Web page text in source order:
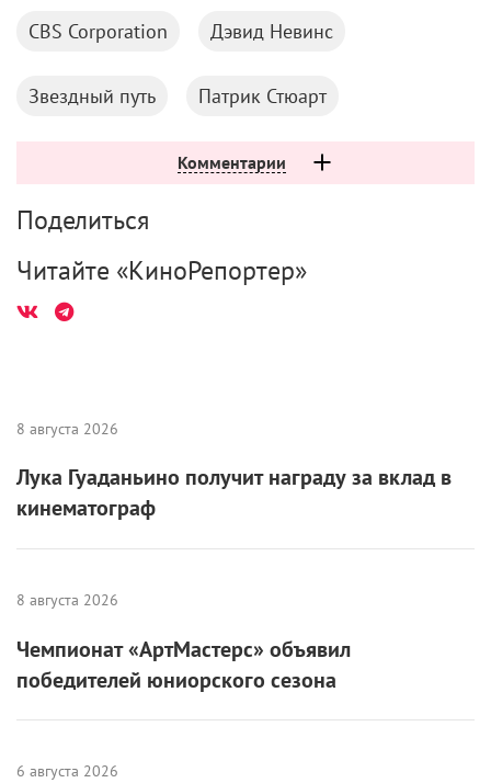
CBS Corporation Дэвид Невинс
Звездный путь Патрик Стюарт
Комментарии
Поделиться
Читайте «КиноРепортер»
8 августа 2026
Лука Гуаданьино получит награду за вклад в
кинематограф
8 августа 2026
Чемпионат «АртМастерс» объявил
победителей юниорского сезона
6 августа 2026